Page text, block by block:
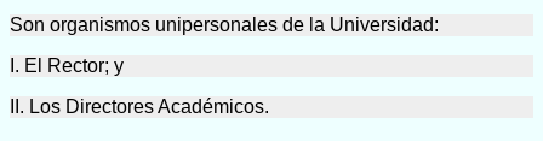
Son organismos unipersonales de la Universidad:
I. El Rector; y
II. Los Directores Académicos.